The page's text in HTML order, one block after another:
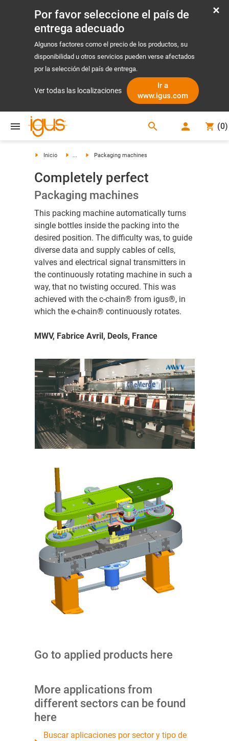
Por favor seleccione el país de
entrega adecuado
Algunos factores como el precio de los productos, su
disponibilidad u otros servicios pueden verse afectados
por la selección del país de entrega.
Ver todas las localizaciones
Ir a
www.igus.com
search (0)
Inicio ... Packaging machines
Completely perfect
Packaging machines
This packing machine automatically turns
single bottles inside the packing into the
desired position. The difficulty was, to guide
diverse data and supply cables of cells,
valves and electrical signal transmitters in
the continuously rotating machine in such a
way, that no twisting occured. This was
achieved with the c-chain® from igus®, in
which the e-chain® continuously rotates.
MWV, Fabrice Avril, Deols, France
Go to applied products here
More applications from
different sectors can be found
here
Buscar aplicaciones por sector y tipo de